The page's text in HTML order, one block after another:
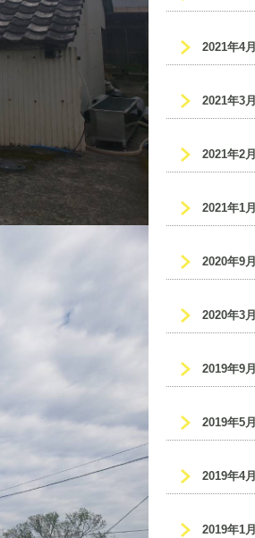
2021年4月
2021年3月
2021年2月
2021年1月
2020年9月
2020年3月
2019年9月
2019年5月
2019年4月
2019年1月